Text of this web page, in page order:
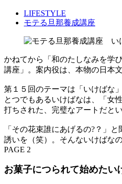
LIFESTYLE
モテる旦那養成講座
かねてから「和のたしなみを学
講座」。案内役は、本物の日本
第１５回のテーマは「いけばな
とつでもあるいけばなは、「女
打ちされた、完璧なアートだと
「その花束誰にあげるの?？」
誘いを（笑）。そんないけばな
PAGE 2
お菓子につられて始めたい